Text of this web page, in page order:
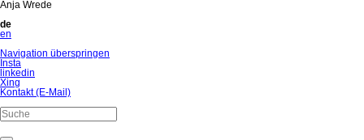
Anja Wrede
de
en
Navigation überspringen
Insta
linkedin
Xing
Kontakt (E-Mail)